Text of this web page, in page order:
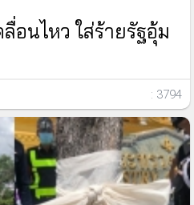
อนไหว ใส่ร้ายรัฐอุ้ม
: 3794